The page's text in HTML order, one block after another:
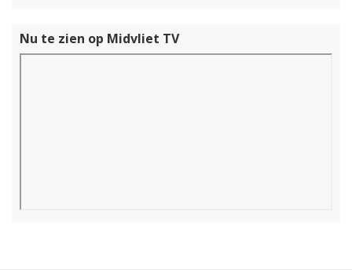
Nu te zien op Midvliet TV